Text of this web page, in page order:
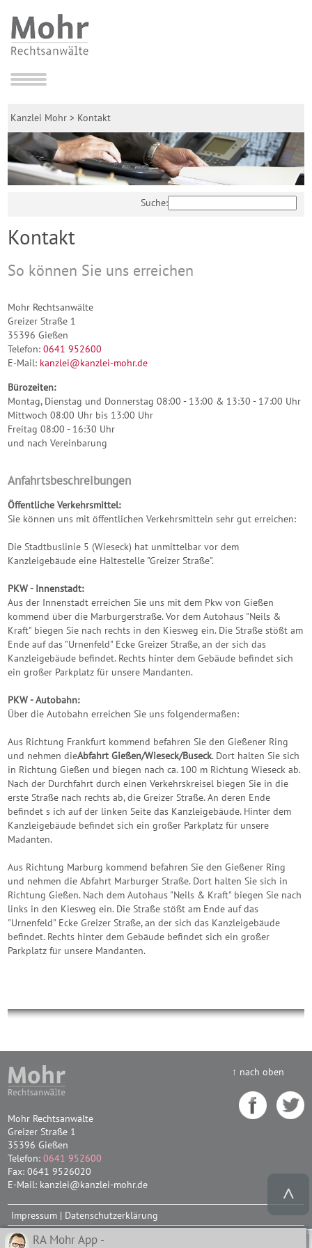
Diese Website nutzt Cookies, um die bestmögliche Funktionalität bieten zu
RA Mohr App -
Kanzlei Mohr > Kontakt
Suche:
Kontakt
So können Sie uns erreichen
Mohr Rechtsanwälte
Greizer Straße 1
35396 Gießen
Telefon:0641 952600
E-Mail: kanzlei@kanzlei-mohr.de
Bürozeiten:
Montag, Dienstag und Donnerstag 08:00 - 13:00 & 13:30 - 17:00 Uhr
Mittwoch 08:00 Uhr bis 13:00 Uhr
Freitag 08:00 - 16:30 Uhr
und nach Vereinbarung
Anfahrtsbeschreibungen
Öffentliche Verkehrsmittel:
Sie können uns mit öffentlichen Verkehrsmitteln sehr gut erreichen:
Die Stadtbuslinie 5 (Wieseck) hat unmittelbar vor dem
Kanzleigebäude eine Haltestelle "Greizer Straße".
PKW - Innenstadt:
Aus der Innenstadt erreichen Sie uns mit dem Pkw von Gießen
kommend über die Marburgerstraße. Vor dem Autohaus "Neils &
Kraft" biegen Sie nach rechts in den Kiesweg ein. Die Straße stößt am
Ende auf das "Urnenfeld" Ecke Greizer Straße, an der sich das
Kanzleigebäude befindet. Rechts hinter dem Gebäude befindet sich
ein großer Parkplatz für unsere Mandanten.
PKW - Autobahn:
Über die Autobahn erreichen Sie uns folgendermaßen:
Aus Richtung Frankfurt kommend befahren Sie den Gießener Ring
und nehmen dieAbfahrt Gießen/Wieseck/Buseck. Dort halten Sie sich
in Richtung Gießen und biegen nach ca. 100 m Richtung Wieseck ab.
Nach der Durchfahrt durch einen Verkehrskreisel biegen Sie in die
erste Straße nach rechts ab, die Greizer Straße. An deren Ende
befindet s ich auf der linken Seite das Kanzleigebäude. Hinter dem
Kanzleigebäude befindet sich ein großer Parkplatz für unsere
Madanten.
Aus Richtung Marburg kommend befahren Sie den Gießener Ring
und nehmen die Abfahrt Marburger Straße. Dort halten Sie sich in
Richtung Gießen. Nach dem Autohaus "Neils & Kraft" biegen Sie nach
links in den Kiesweg ein. Die Straße stößt am Ende auf das
"Urnenfeld" Ecke Greizer Straße, an der sich das Kanzleigebäude
befindet. Rechts hinter dem Gebäude befindet sich ein großer
Parkplatz für unsere Mandanten.
↑ nach oben
Mohr Rechtsanwälte
Greizer Straße 1
35396 Gießen
Telefon:0641 952600
Fax: 0641 9526020
E-Mail: kanzlei@kanzlei-mohr.de
Impressum | Datenschutzerklärung